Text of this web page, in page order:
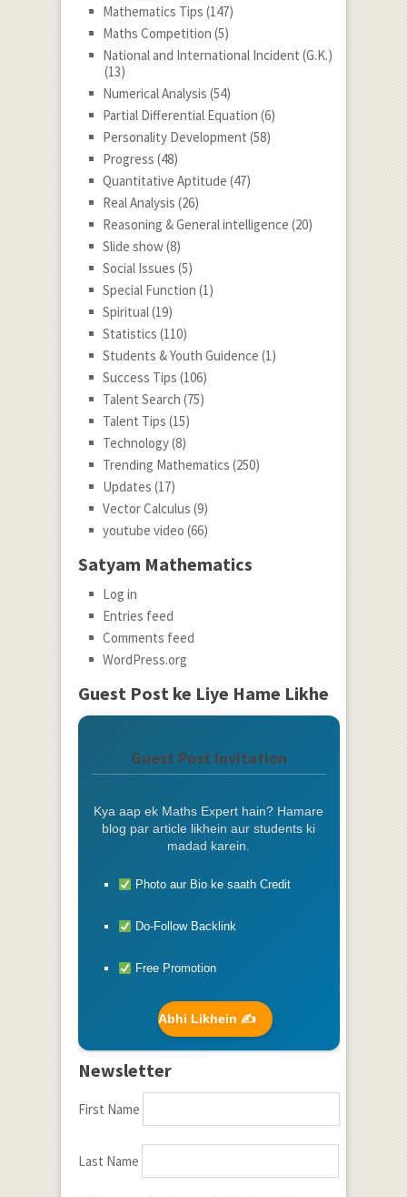
Mathematics Tips (147)
Maths Competition (5)
National and International Incident (G.K.)
(13)
Numerical Analysis (54)
Partial Differential Equation (6)
Personality Development (58)
Progress (48)
Quantitative Aptitude (47)
Real Analysis (26)
Reasoning & General intelligence (20)
Slide show(8)
Social Issues (5)
Special Function (1)
Spiritual(19)
Statistics (110)
Students & Youth Guidence (1)
Success Tips (106)
Talent Search (75)
Talent Tips (15)
Technology(8)
Trending Mathematics (250)
Updates (17)
Vector Calculus (9)
youtube video (66)
Satyam Mathematics
Log in
Entries feed
Comments feed
WordPress.org
Guest Post ke Liye Hame Likhe
Guest Post Invitation
Kya aap ek Maths Expert hain? Hamare
blog par article likhein aur students ki
madad karein.
Photo aur Bio ke saath Credit
Do-Follow Backlink
Free Promotion
Abhi Likhein ✍️
Newsletter
First Name
Last Name